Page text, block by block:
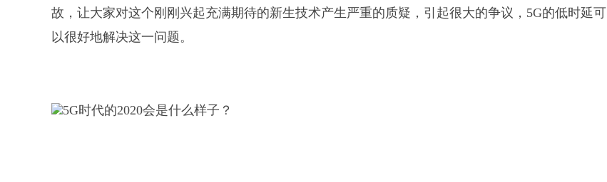
故，让大家对这个刚刚兴起充满期待的新生技术产生严重的质疑，引起很大的争议，5G的低时延可
以很好地解决这一问题。